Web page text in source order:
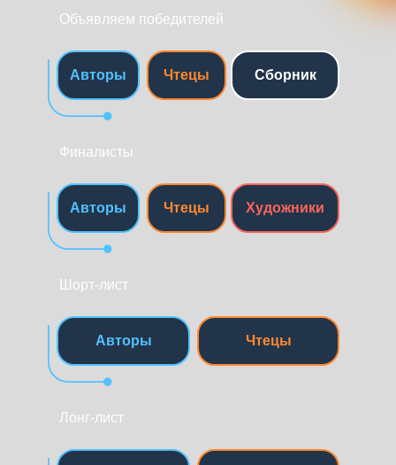
Лонг-лист
Чтецы Сборник
Авторы
Объявляем победителей
Чтецы Художники
Авторы
Финалисты
Чтецы
Авторы
Шорт-лист